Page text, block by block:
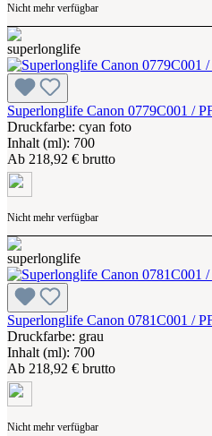
Nicht mehr verfügbar
Superlonglife Canon 0779C001 /
Druckfarbe: cyan foto
Inhalt (ml): 700
Ab 218,92 € brutto
Nicht mehr verfügbar
Superlonglife Canon 0781C001 /
Druckfarbe: grau
Inhalt (ml): 700
Ab 218,92 € brutto
Nicht mehr verfügbar